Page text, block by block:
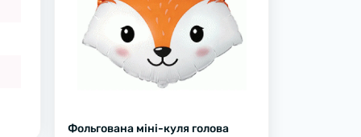
Фольгована міні-куля голова